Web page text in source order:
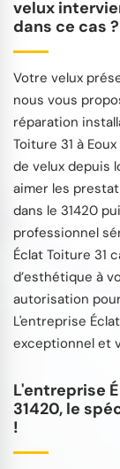
velux
dans ce cas ?
Votre velux
nous vous
réparation
Toiture 31 à
de velux depuis
aimer les
dans le 31420
professionnel
Éclat Toiture 31
d’esthétique à
autorisation
L'entreprise
exceptionnel et
L'entreprise
31420, le
!